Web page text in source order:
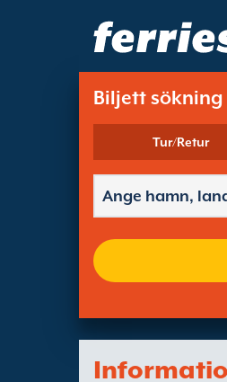
Biljett sökning
Tur/Retur